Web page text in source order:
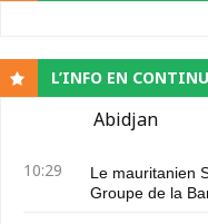
L’INFO EN CONTINU
Abidjan
10:29
Le mauritanien
Groupe de la